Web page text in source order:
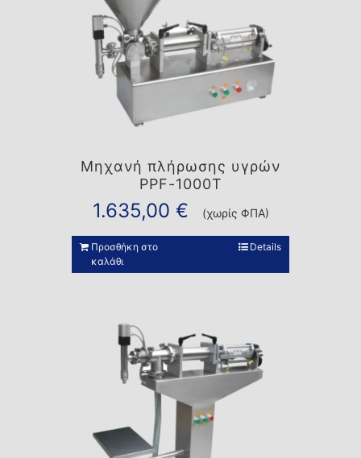
Μηχανή πλήρωσης υγρών
PPF-1000T
1.635,00 € (χωρίς ΦΠΑ)
Προσθήκη στο
καλάθι
Details